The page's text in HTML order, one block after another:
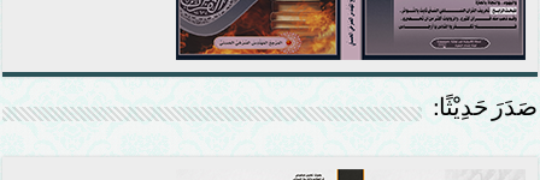
صَدَرَ حَدِيْثًا: